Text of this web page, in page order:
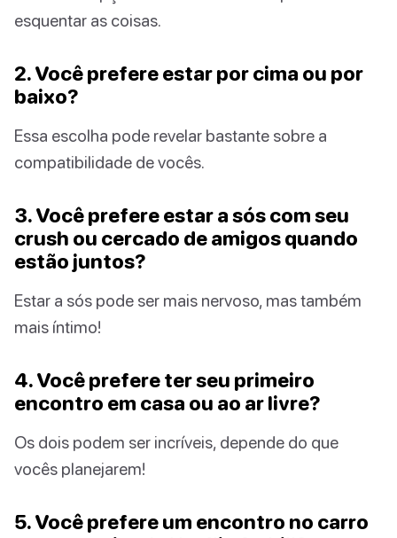
esquentar as coisas.
2. Você prefere estar por cima ou por
baixo?
Essa escolha pode revelar bastante sobre a
compatibilidade de vocês.
3. Você prefere estar a sós com seu
crush ou cercado de amigos quando
estão juntos?
Estar a sós pode ser mais nervoso, mas também
mais íntimo!
4. Você prefere ter seu primeiro
encontro em casa ou ao ar livre?
Os dois podem ser incríveis, depende do que
vocês planejarem!
5. Você prefere um encontro no carro